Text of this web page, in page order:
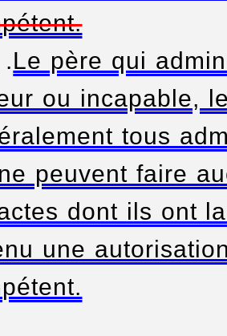
.Le père qui
ou incapable,
tous
peuvent faire
dont ils ont
une